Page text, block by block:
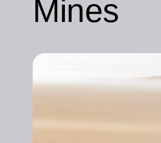
Mines